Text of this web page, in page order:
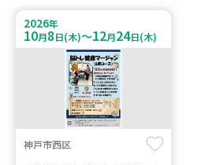
2026年
10月8日(木)～12月24日(木)
神戸市西区